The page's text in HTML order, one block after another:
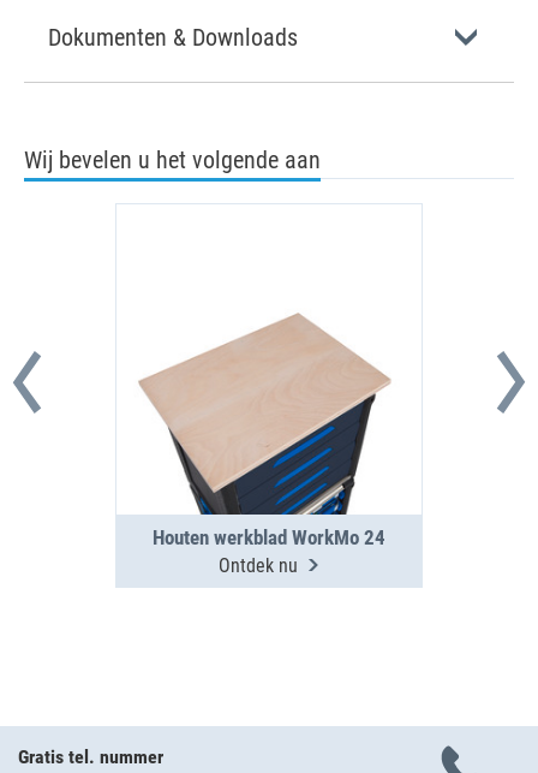
Dokumenten & Downloads
Wij bevelen u het volgende aan
Houten werkblad WorkMo 24
Ontdek nu
Gratis tel. nummer